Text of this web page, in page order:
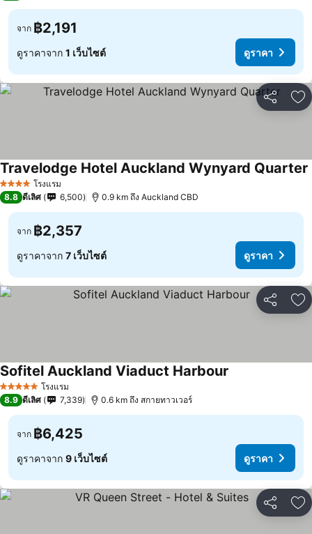
จาก ฿2,191
ดูราคาจาก 1 เว็บไซต์ ดูราคา
แชร์ เ
4 ดาว โรงแรม
Travelodge Hotel Auckland Wynyard Quarter
8.8 ดีเลิศ 6,500 0.9 km ถึง Auckland CBD
จาก ฿2,357
ดูราคาจาก 7 เว็บไซต์ ดูราคา
แชร์ เ
5 ดาว โรงแรม
Sofitel Auckland Viaduct Harbour
8.9 ดีเลิศ 7,339 0.6 km ถึง สกายทาวเวอร์
จาก ฿6,425
ดูราคาจาก 9 เว็บไซต์ ดูราคา
แชร์ เ